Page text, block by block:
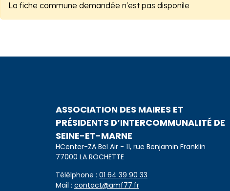
La fiche commune demandée n'est pas disponile
ASSOCIATION DES MAIRES ET
PRÉSIDENTS D’INTERCOMMUNALITÉ DE
SEINE-ET-MARNE
HCenter-ZA Bel Air - 11, rue Benjamin Franklin
77000 LA ROCHETTE
Télélphone : 01 64 39 90 33
Mail : contact@amf77.fr